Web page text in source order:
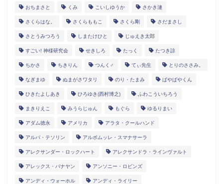
おちまさと くみ こいしゆうか さかき漣
さくらはな。 さくらももこ さくら剛 さだまさし
さとうみつろう しまたけひと じゅえき太郎
すごい! 神様研究会 せきしろ たっく たつき諒
ちかさ ちきりん つんく♂ てぃ先生 とりのささみ。
なぎまゆ ぬまがさワタリ のり・たまみ ぱやぱやくん
ひきたよしあき ひろゆき(西村博之) ふわこういちろう
まきりえこ みうらじゅん もぐら ゆるりまい
アダム徳永 アメリカ アラタ・クールハンド
アルパ・テソリン アルボムッレ・スマナサーラ
アレクサンダー・ロックハート アレクサンドラ・ラインヴァルト
アレックス・バナヤン アンソニー・ロビンズ
アンディ・ウォーホル アンディ・ライリー